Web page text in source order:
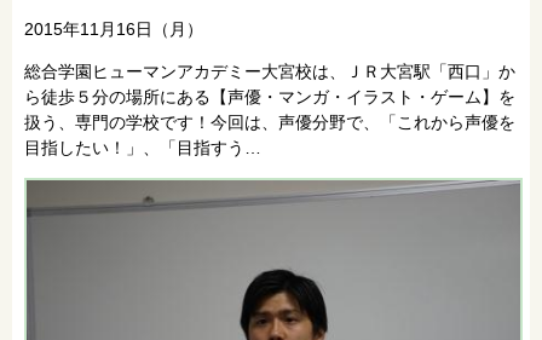
2015年11月16日（月）
総合学園ヒューマンアカデミー大宮校は、ＪＲ大宮駅「西口」か
ら徒歩５分の場所にある【声優・マンガ・イラスト・ゲーム】を
扱う、専門の学校です！今回は、声優分野で、「これから声優を
目指したい！」、「目指すう…